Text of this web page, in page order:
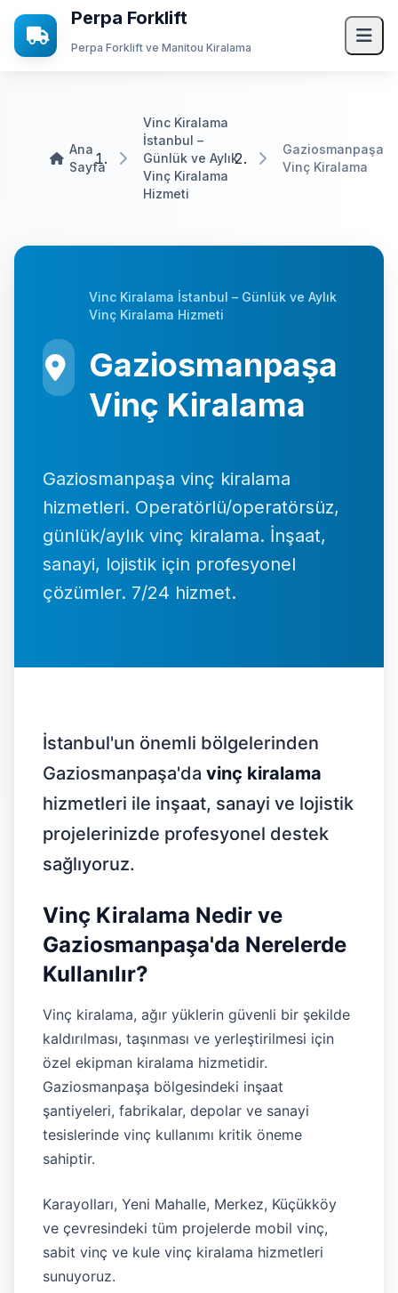
Perpa Forklift
Perpa Forklift ve Manitou Kiralama
Hizmetlerimiz
Forklift Kiralama
Manitou Kiralama
Mini Yükleyici Bobcat Kiralama
JCB Kiralama
Kurumsal
0537 664 48 37
7/24 Destek Hattı
Ücretsiz Teklif Al
Ana
Sayfa
Vinc Kiralama
İstanbul –
Günlük ve Aylık
Vinç Kiralama
Hizmeti
Gaziosmanpaşa
Vinç Kiralama
Vinc Kiralama İstanbul – Günlük ve Aylık
Vinç Kiralama Hizmeti
Gaziosmanpaşa
Vinç Kiralama
Gaziosmanpaşa vinç kiralama
hizmetleri. Operatörlü/operatörsüz,
günlük/aylık vinç kiralama. İnşaat,
sanayi, lojistik için profesyonel
çözümler. 7/24 hizmet.
İstanbul'un önemli bölgelerinden
Gaziosmanpaşa'da vinç kiralama
hizmetleri ile inşaat, sanayi ve lojistik
projelerinizde profesyonel destek
sağlıyoruz.
Vinç Kiralama Nedir ve
Gaziosmanpaşa'da Nerelerde
Kullanılır?
Vinç kiralama, ağır yüklerin güvenli bir şekilde
kaldırılması, taşınması ve yerleştirilmesi için
özel ekipman kiralama hizmetidir.
Gaziosmanpaşa bölgesindeki inşaat
şantiyeleri, fabrikalar, depolar ve sanayi
tesislerinde vinç kullanımı kritik öneme
sahiptir.
Karayolları, Yeni Mahalle, Merkez, Küçükköy
ve çevresindeki tüm projelerde mobil vinç,
sabit vinç ve kule vinç kiralama hizmetleri
sunuyoruz.